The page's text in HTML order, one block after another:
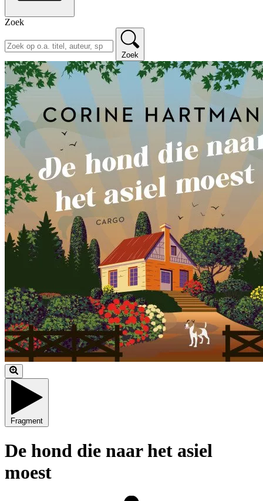
Zoek
Zoek
Fragment
De hond die naar het asiel
moest